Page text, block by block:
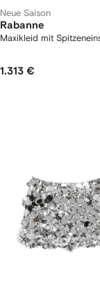
Neue Saison
Rabanne
Maxikleid mit
1.313 €